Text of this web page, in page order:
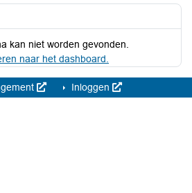
kan niet worden gevonden.
naar het dashboard.
Inloggen